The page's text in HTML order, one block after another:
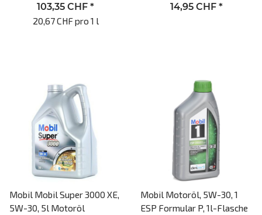
103,35 CHF *
20,67 CHF pro 1 l
14,95 CHF *
Mobil Mobil Super 3000 XE,
5W-30, 5l Motoröl
Mobil Motoröl, 5W-30, 1
ESP Formular P, 1l-Flasche